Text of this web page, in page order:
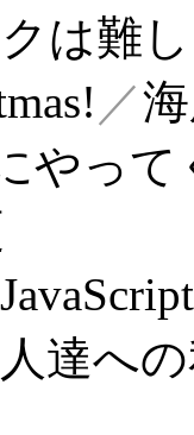
は難
／
やっ
達へ